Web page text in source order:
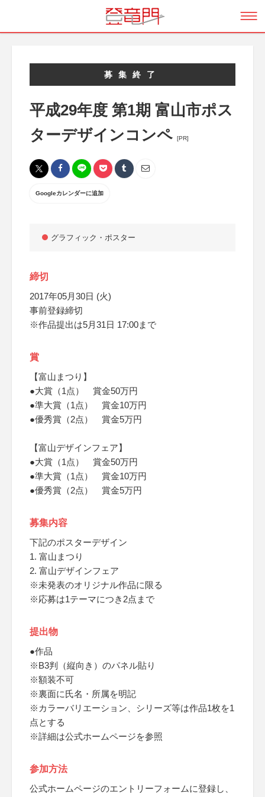
募集終了
平成29年度 第1期 富山市ポス
ターデザインコンペ
[PR]
Googleカレンダーに追加
グラフィック・ポスター
締切
2017年05月30日 (火)
事前登録締切
※作品提出は5月31日 17:00まで
賞
【富山まつり】
●大賞（1点） 賞金50万円
●準大賞（1点） 賞金10万円
●優秀賞（2点） 賞金5万円
【富山デザインフェア】
●大賞（1点） 賞金50万円
●準大賞（1点） 賞金10万円
●優秀賞（2点） 賞金5万円
募集内容
下記のポスターデザイン
1. 富山まつり
2. 富山デザインフェア
※未発表のオリジナル作品に限る
※応募は1テーマにつき2点まで
提出物
●作品
※B3判（縦向き）のパネル貼り
※額装不可
※裏面に氏名・所属を明記
※カラーバリエーション、シリーズ等は作品1枚を1
点とする
※詳細は公式ホームページを参照
参加方法
公式ホームページのエントリーフォームに登録し、